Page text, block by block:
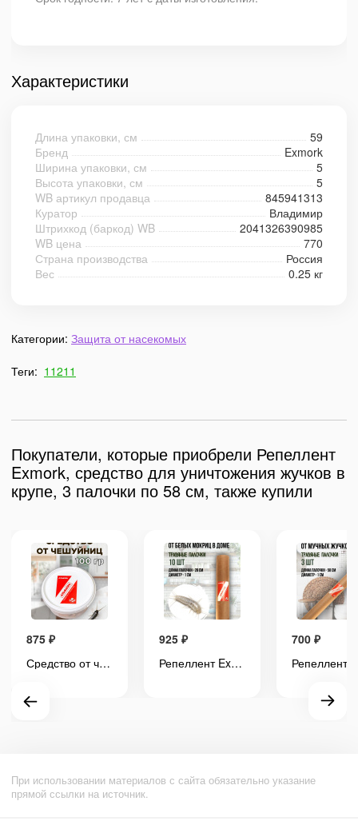
Характеристики
Длина упаковки, см
59
Бренд
Exmork
Ширина упаковки, см
5
Высота упаковки, см
5
WB артикул продавца
845941313
Куратор
Владимир
Штрихкод (баркод) WB
2041326390985
WB цена
770
Страна производства
Россия
Вес
0.25 кг
Категории: Защита от насекомых
Теги: 11211
Покупатели, которые приобрели Репеллент
Exmork, средство для уничтожения жучков в
крупе, 3 палочки по 58 см, также купили
875 ₽
Средство от чешуйниц в доме и квартире 100 грамм, натуральный состав
925 ₽
Репеллент Exmork, средство для уничтожения белых мокриц чешуйниц в доме, 10 палочек по 28 см
700 ₽
При использовании материалов с сайта обязательно указание
прямой ссылки на источник.